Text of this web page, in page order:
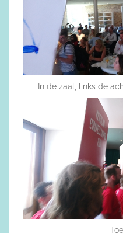
In de zaal, links de